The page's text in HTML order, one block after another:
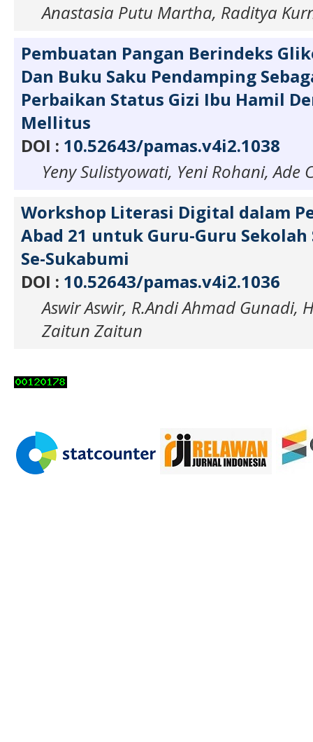
Anastasia Putu Martha, Raditya
Pembuatan Pangan Berindeks
Dan Buku Saku Pendamping
Perbaikan Status Gizi Ibu Hamil
Mellitus
DOI : 10.52643/pamas.v4i2.1038
Yeny Sulistyowati, Yeni Rohani, Ade
Workshop Literasi Digital dalam
Abad 21 untuk Guru-Guru Sekolah
Se-Sukabumi
DOI : 10.52643/pamas.v4i2.1036
Aswir Aswir, R.Andi Ahmad Gunadi,
Zaitun Zaitun